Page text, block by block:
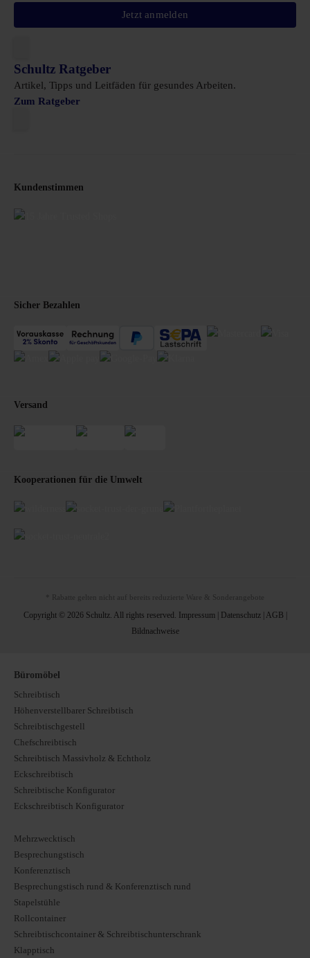
Jetzt anmelden
Schultz Ratgeber
Artikel, Tipps und Leitfäden für gesundes Arbeiten.
Zum Ratgeber
Kundenstimmen
Sicher Bezahlen
Versand
Kooperationen für die Umwelt
* Rabatte gelten nicht auf bereits reduzierte Ware & Sonderangebote
Copyright © 2026 Schultz. All rights reserved. Impressum| Datenschutz| AGB
Bildnachweise
Büromöbel
Schreibtisch
Höhenverstellbarer Schreibtisch
Schreibtischgestell
Chefschreibtisch
Schreibtisch Massivholz & Echtholz
Eckschreibtisch
Schreibtische Konfigurator
Eckschreibtisch Konfigurator
Mehrzwecktisch
Besprechungstisch
Konferenztisch
Besprechungstisch rund & Konferenztisch rund
Stapelstühle
Rollcontainer
Schreibtischcontainer & Schreibtischunterschrank
Klapptisch